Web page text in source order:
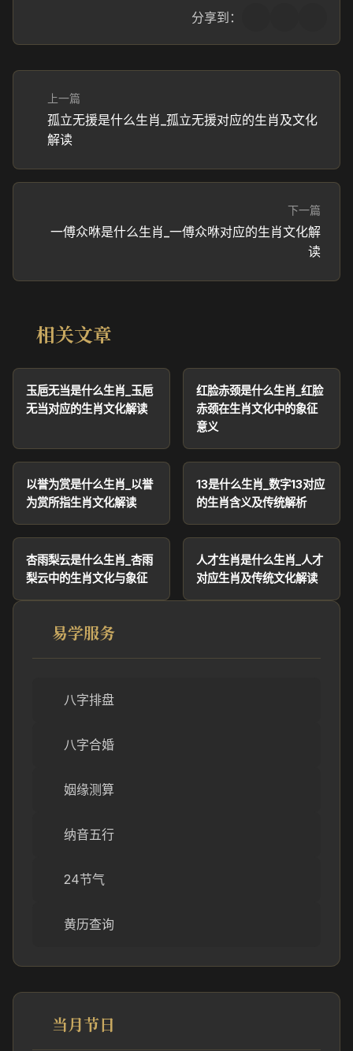
分享到：
上一篇
孤立无援是什么生肖_孤立无援对应的生肖及文化
解读
下一篇
一傅众咻是什么生肖_一傅众咻对应的生肖文化解
读
相关文章
玉巵无当是什么生肖_玉巵
无当对应的生肖文化解读
红脸赤颈是什么生肖_红脸
赤颈在生肖文化中的象征
意义
以誉为赏是什么生肖_以誉
为赏所指生肖文化解读
13是什么生肖_数字13对应
的生肖含义及传统解析
杏雨梨云是什么生肖_杏雨
梨云中的生肖文化与象征
人才生肖是什么生肖_人才
对应生肖及传统文化解读
易学服务
八字排盘
八字合婚
姻缘测算
纳音五行
24节气
黄历查询
当月节日